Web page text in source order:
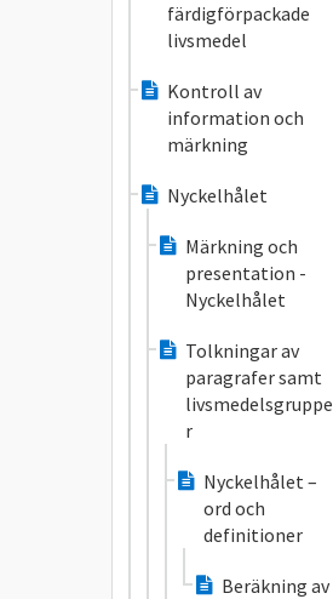
färdigförpackade
livsmedel
Kontroll av
information och
märkning
Nyckelhålet
Märkning och
presentation -
Nyckelhålet
Tolkningar av
paragrafer samt
livsmedelsgruppe
r
Nyckelhålet –
ord och
definitioner
Beräkning av